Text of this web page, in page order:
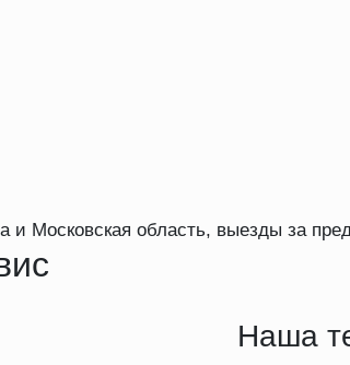
Московская область, выезды за
Наша